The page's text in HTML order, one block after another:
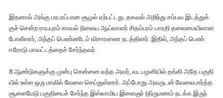
இதனால் அங்கு பரபரப்​பான சூழல் ஏற்​பட்​டது. தகவல் அறிந்து சம்பவ இடத்​துக்​
குச் சென்ற ராயபுரம் காவல் நிலைய ஆய்​வாளர் சிதம்​பரம் பாரதி தலை​மையி​லான
போலீ​ஸார், அந்​தப் பெண்​ணிடம் விசா​ரணை நடத்​தினர். இதில், அந்​தப் பெண்
ஈரோடு மாவட்​டத்​தைச் சேர்ந்​தவர்.
8 ஆண்​டு​களுக்கு முன்பு சென்னை வந்த அவர், வடபழனி​யில் தங்கி அதே பகு​தி​
யில் உள்ள ஒரு மாலில் வேலை செய்​துள்​ளார். அப்​போது அவருடன் வேலை​பார்த்த
சூளைமேடு பகு​தி​யைச் சேர்ந்த இஸ்​லாமிய இளைஞர் (திரு​மணம் நடக்க இருந்​